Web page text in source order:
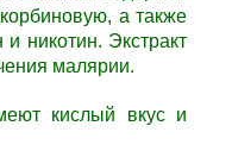
а также
никотин. Экстракт
малярии.
кислый вкус и